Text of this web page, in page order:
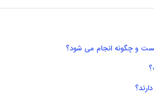
و چگونه انجام می شود؟